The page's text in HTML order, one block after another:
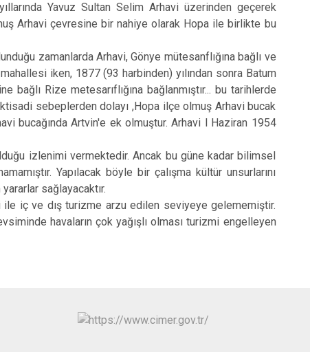
Ya­vuz Sultan Selim Arhavi üzerinden geçerek
Arhavi çevresine bir nahiye olarak Hopa ile birlikte bu
za­manlarda Arhavi, Gönye mütesanflığına bağ­lı ve
iken, 1877 (93 harbinden) yılından sonra Batum
Rize metesarıflığına bağlanmıştır... bu tarih­lerde
sebeplerden dolayı ,Hopa ilçe olmuş Arha­vi bucak
bucağında Artvin'e ek olmuştur. Arhavi l Ha­ziran 1954
izlenimi ver­mektedir. Ancak bu güne kadar bilimsel
Yapılacak böyle bir çalışma kültür unsurlarını
sağlayacaktır.
iç ve dış turiz­me arzu edilen seviyeye gelememiştir.
havaların çok yağışlı olması turizmi engelleyen